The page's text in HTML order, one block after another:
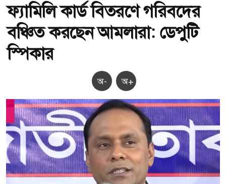
ফ্যামিলি কার্ড বিতরণে গরিবদের
বঞ্চিত করছেন আমলারা: ডেপুটি
স্পিকার
অ- অ+